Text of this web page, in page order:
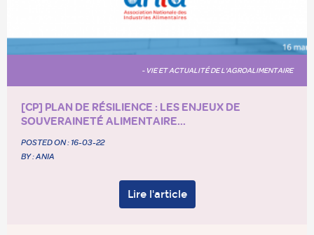
- VIE ET ACTUALITÉ DE L'AGROALIMENTAIRE
[CP] PLAN DE RÉSILIENCE : LES ENJEUX DE
SOUVERAINETÉ ALIMENTAIRE...
POSTED ON : 16-03-22
BY : ANIA
Lire l'article